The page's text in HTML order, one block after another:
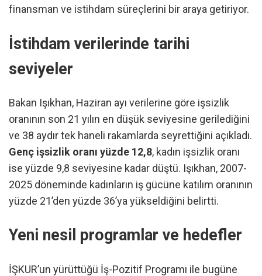
finansman ve istihdam süreçlerini bir araya getiriyor.
İstihdam verilerinde tarihi
seviyeler
Bakan Işıkhan, Haziran ayı verilerine göre işsizlik
oranının son 21 yılın en düşük seviyesine gerilediğini
ve 38 aydır tek haneli rakamlarda seyrettiğini açıkladı.
Genç işsizlik oranı yüzde 12,8, kadın işsizlik oranı
ise yüzde 9,8 seviyesine kadar düştü. Işıkhan, 2007-
2025 döneminde kadınların iş gücüne katılım oranının
yüzde 21’den yüzde 36’ya yükseldiğini belirtti.
Yeni nesil programlar ve hedefler
İŞKUR’un yürüttüğü İş-Pozitif Programı ile bugüne